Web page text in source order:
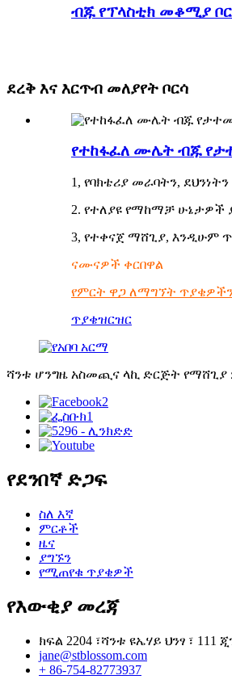
ብጁ የፕላስቲክ መቆሚያ
ደረቅ እና እርጥብ መለያየት ቦርሳ
የተከፋፈለ ሙሌት ብጁ
1, የባክቴሪያ መራባትን,
2. የተለያዩ የማከማቻ ሁኔታዎች
3, የተቀናጀ ማሸጊያ, እንዲሁም
ናሙናዎች ቀርበዋል
የምርት ዋጋ ለማግኘት
ጥያቄዝርዝር
ሻንቱ ሆንግዜ አስመጪና ላኪ ድርጅት
የደንበኛ ድጋፍ
ስለ እኛ
ምርቶች
ዜና
ያግኙን
የሚጠየቁ ጥያቄዎች
የእውቂያ መረጃ
ክፍል 2204 ፣ሻንቱ ዩኤሃይ ህንፃ ፣
jane@stblossom.com
+ 86-754-82773937